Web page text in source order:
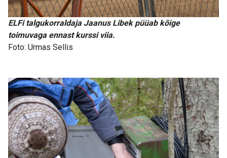
ELFi talgukorraldaja Jaanus Libek püüab kõige
toimuvaga ennast kurssi viia.
Foto: Urmas Sellis